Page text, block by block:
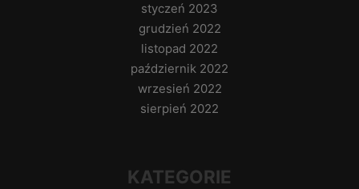
styczeń 2023
grudzień 2022
listopad 2022
październik 2022
wrzesień 2022
sierpień 2022
KATEGORIE